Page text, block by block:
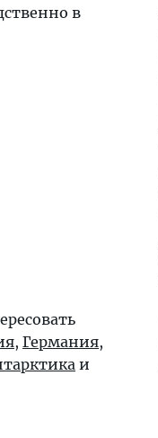
в
, Германия,
и